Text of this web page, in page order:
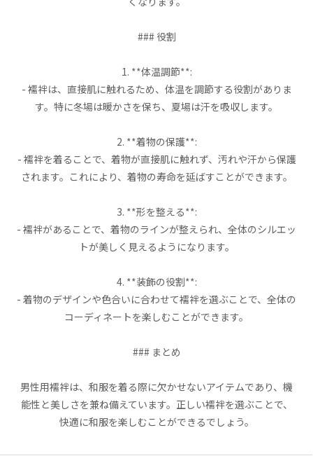
### 役割
1. **体温調節**:
- 襦袢は、直接肌に触れるため、体温を調節する役割がありま
す。特に冬場は暖かさを保ち、夏場は汗を吸収します。
2. **着物の保護**:
- 襦袢を着ることで、着物が直接肌に触れず、汚れや汗から保護
されます。これにより、着物の寿命を延ばすことができます。
3. **形を整える**:
- 襦袢があることで、着物のラインが整えられ、全体のシルエッ
トが美しく見えるようになります。
4. **装飾の役割**:
- 着物のデザインや色合いに合わせて襦袢を選ぶことで、全体の
コーディネートを楽しむことができます。
### まとめ
男性用襦袢は、和服を着る際に欠かせないアイテムであり、機
能性と美しさを兼ね備えています。正しい襦袢を選ぶことで、
快適に和服を楽しむことができるでしょう。